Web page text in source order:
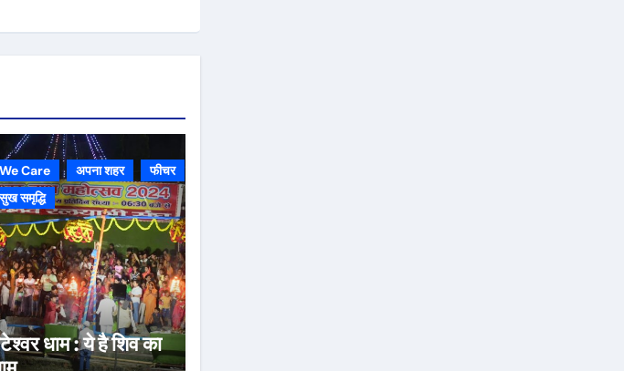
We Care अपना शहर
फीचर
सुख समृद्धि
धाम : ये है शिव का